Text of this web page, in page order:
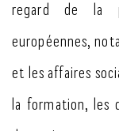
regard de la
européennes,
et les affaires
la formation, les